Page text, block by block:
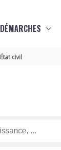
DÉMARCHES
État civil